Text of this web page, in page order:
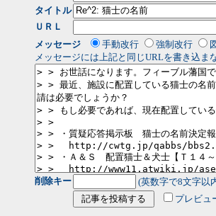
タイトル
ＵＲＬ
メッセージ
手動改行 強制改行
メッセージには上記と同じURLを書き込ま
削除キー
(英数字で8文字以
プレビュ